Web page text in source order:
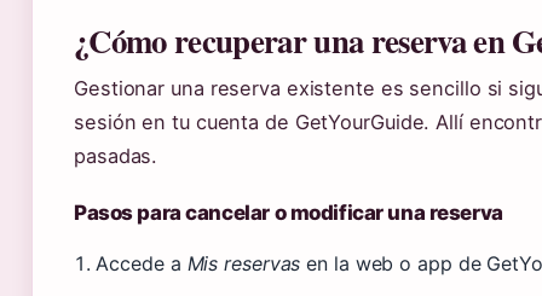
¿Cómo recuperar una reserva en
Gestionar una reserva existente es sencillo si
sesión en tu cuenta de GetYourGuide. Allí
pasadas.
Pasos para cancelar o modificar una reserva
Accede a Mis reservas en la web o app de